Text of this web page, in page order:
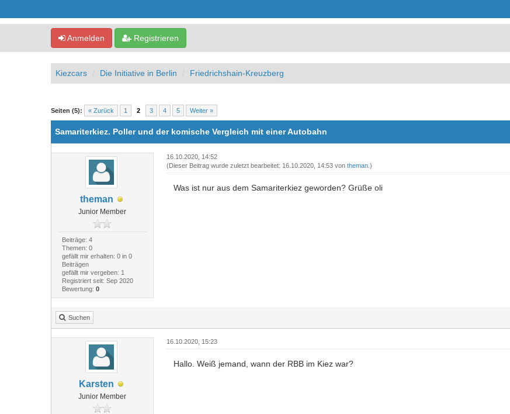
Anmelden Registrieren
Kiezcars Die Initiative in Berlin Friedrichshain-Kreuzberg
Seiten (5): « Zurück 1 2 3 4 5 Weiter »
0 Bewertung(en) - 0 im Durchschnitt
1
2
3
4
5
Samariterkiez. Poller und der komische Vergleich mit einer Autobahn
theman
Junior Member
Beiträge: 4
Themen: 0
gefällt mir erhalten: 0 in 0
Beiträgen
gefällt mir vergeben: 1
Registriert seit: Sep 2020
Bewertung: 0
16.10.2020, 14:52
(Dieser Beitrag wurde zuletzt bearbeitet: 16.10.2020, 14:53 von theman.)
Was ist nur aus dem Samariterkiez geworden? Grüße oli
Suchen
Karsten
Junior Member
16.10.2020, 15:23
Hallo. Weiß jemand, wann der RBB im Kiez war?